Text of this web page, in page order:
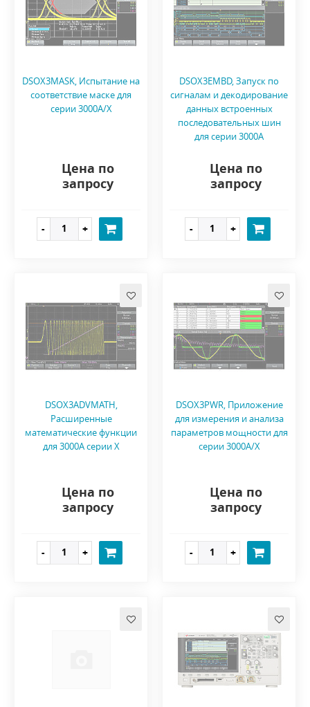
DSOX3MASK, Испытание на
соответствие маске для
серии 3000A/X
Цена по
запросу
DSOX3EMBD, Запуск по
сигналам и декодирование
данных встроенных
последовательных шин
для серии 3000A
Цена по
запросу
DSOX3ADVMATH,
Расширенные
математические функции
для 3000A серии X
Цена по
запросу
DSOX3PWR, Приложение
для измерения и анализа
параметров мощности для
серии 3000A/X
Цена по
запросу